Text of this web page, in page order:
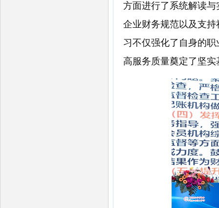
方面进行了系统解读
企业财务规范以及支
习不仅强化了自身的
高服务质量奠定了坚实